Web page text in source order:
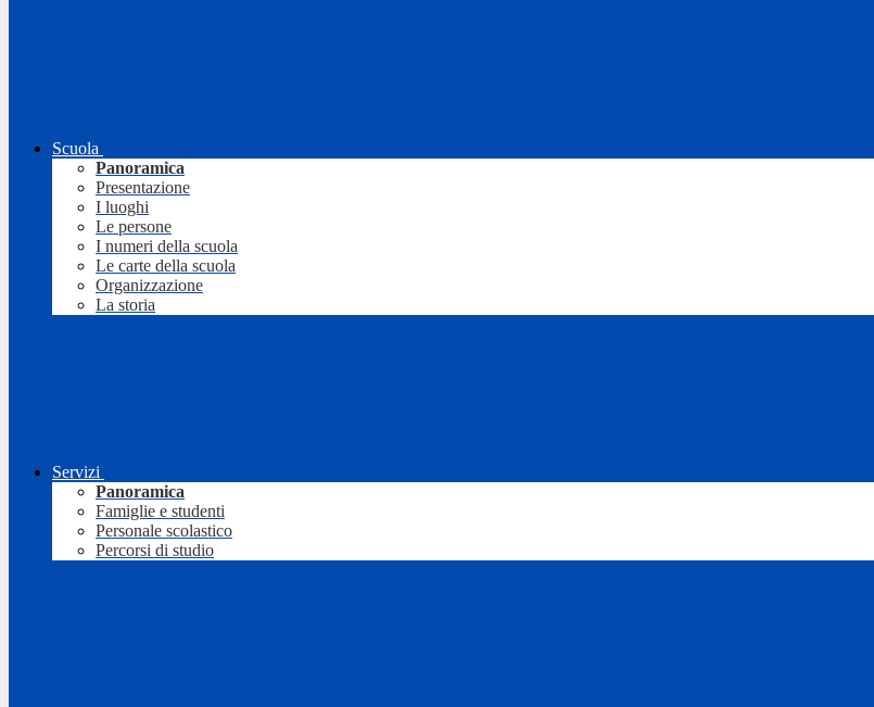
Scuola
Panoramica
Presentazione
I luoghi
Le persone
I numeri della scuola
Le carte della scuola
Organizzazione
La storia
Servizi
Panoramica
Famiglie e studenti
Personale scolastico
Percorsi di studio